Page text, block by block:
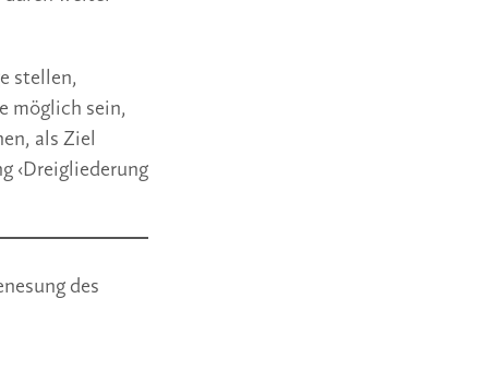
stellen,
möglich sein,
als Ziel
‹Dreigliederung
des